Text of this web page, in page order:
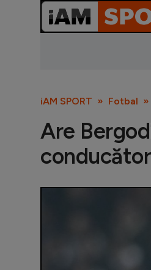
iAM SPORT Fotbal
Are